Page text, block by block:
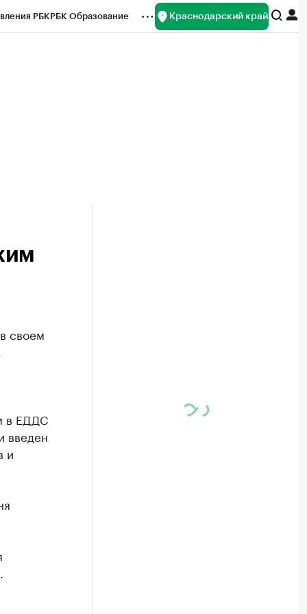
РБКРБК Образование Краснодарский край
своем
в ЕДДС
введен
и